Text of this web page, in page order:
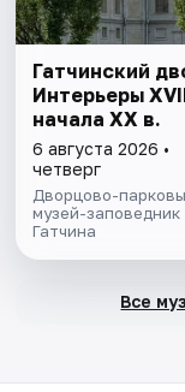
Гатчинский
Интерьеры
начала ХХ в.
6 августа 2026 •
четверг
Дворцово-
музей-заповедник
Гатчина
Все